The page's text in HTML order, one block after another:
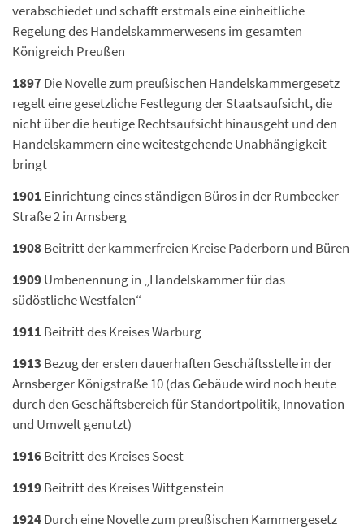
verabschiedet und schafft erstmals eine einheitliche
Regelung des Handelskammerwesens im gesamten
Königreich Preußen
1897Die Novelle zum preußischen Handelskammergesetz
regelt eine gesetzliche Festlegung der Staatsaufsicht, die
nicht über die heutige Rechtsaufsicht hinausgeht und den
Handelskammern eine weitestgehende Unabhängigkeit
bringt
1901 Einrichtung eines ständigen Büros in der Rumbecker
Straße 2 in Arnsberg
1908Beitritt der kammerfreien Kreise Paderborn und Büren
1909Umbenennung in „Handelskammer für das
südöstliche Westfalen“
1911 Beitritt des Kreises Warburg
1913 Bezug der ersten dauerhaften Geschäftsstelle in der
Arnsberger Königstraße 10 (das Gebäude wird noch heute
durch den Geschäftsbereich für Standortpolitik, Innovation
und Umwelt genutzt)
1916Beitritt des Kreises Soest
1919Beitritt des Kreises Wittgenstein
1924Durch eine Novelle zum preußischen Kammergesetz